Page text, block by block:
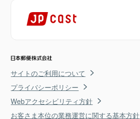
サイトのご利用について
プライバシーポリシー
Webアクセシビリティ方針
お客さま本位の業務運営に関する基本方針